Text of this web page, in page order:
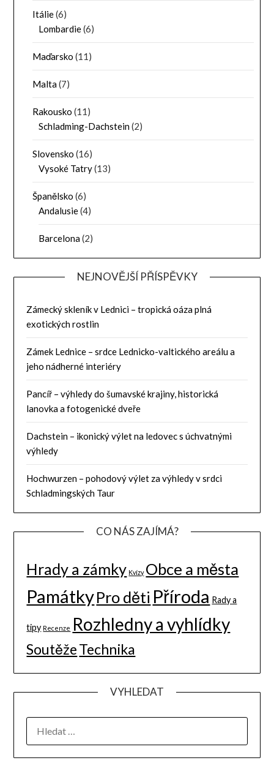
Itálie(6)
Lombardie(6)
Maďarsko (11)
Malta(7)
Rakousko (11)
Schladming-Dachstein(2)
Slovensko (16)
Vysoké Tatry(13)
Španělsko (6)
Andalusie(4)
Barcelona(2)
NEJNOVĚJŠÍ PŘÍSPĚVKY
Zámecký skleník v Lednici – tropická oáza plná
exotických rostlin
Zámek Lednice – srdce Lednicko-valtického areálu a
jeho nádherné interiéry
Pancíř – výhledy do šumavské krajiny, historická
lanovka a fotogenické dveře
Dachstein – ikonický výlet na ledovec s úchvatnými
výhledy
Hochwurzen – pohodový výlet za výhledy v srdci
Schladmingských Taur
CO NÁS ZAJÍMÁ?
Hrady a zámky Kvízy Obce a města
PamátkyPro děti Příroda Rady a
tipy Recenze Rozhledny a vyhlídky
SoutěžeTechnika
VYHLEDAT